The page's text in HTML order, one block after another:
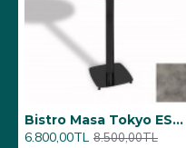
Bistro Masa Tokyo ESB - (Werzalit, Wermodin ve Allzalit Tabla 60 cm çap) - Copperfield
6.800,00TL 8.500,00TL